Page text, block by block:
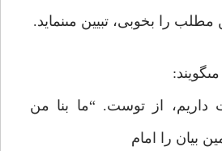
مطلب را بخوبى، تبيين مى‏نمايد.
داريم، از توست. “ما بنا من
بيان را امام